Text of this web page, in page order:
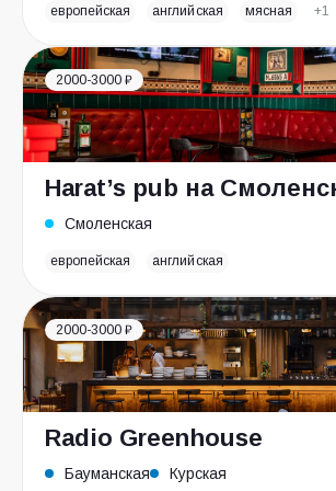
европейская английская мясная +1
2000-3000 ₽
Harat’s pub на
Смоленская
европейская английская
2000-3000 ₽
Radio Greenhouse
Бауманская Курская